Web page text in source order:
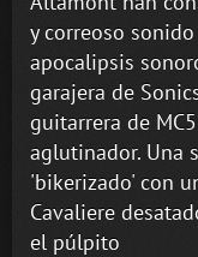
y correoso
apocalipsis
garajera de
guitarrera de
aglutinador. Una
'bikerizado' con
Cavaliere
el púlpito